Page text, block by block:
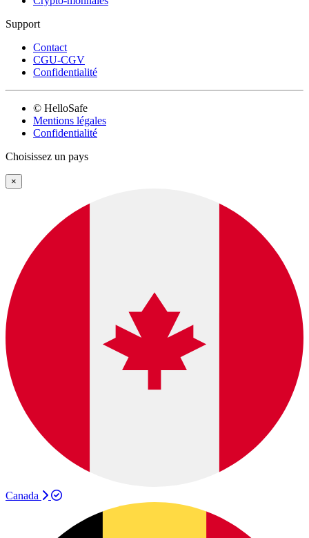
Support
Contact
CGU-CGV
Confidentialité
© HelloSafe
Mentions légales
Confidentialité
Choisissez un pays
×
Canada